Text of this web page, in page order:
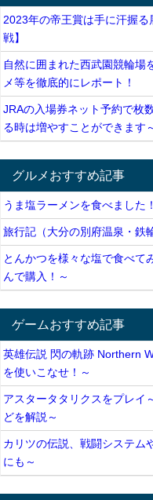
2023年の帝王賞は手に汗握
戦】
自然に囲まれた西武園競輪場
メ等を徹底的にレポート！
JRAの入場券ネット予約で枚
る時は増やすことができます
グルメおすすめ記事
うま塩ラーメンを食べました
旅行記（大分の別府温泉・鉄
とんかつを様々な塩で食べて
んで購入！～
ゲームおすすめ記事
英雄伝説 閃の軌跡 Northern
を使いこなせ！～
アスタータタリクスをプレイ
どを解説～
カリツの伝説、戦闘システム
にも～